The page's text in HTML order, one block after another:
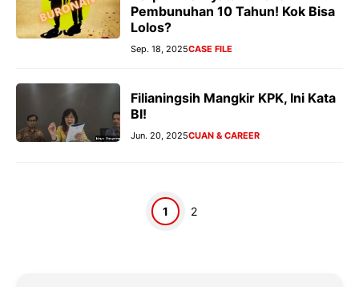
Pembunuhan 10 Tahun! Kok Bisa
Lolos?
Sep. 18, 2025CASE FILE
Filianingsih Mangkir KPK, Ini Kata
BI!
Jun. 20, 2025CUAN & CAREER
Halaman
1 Halaman
2